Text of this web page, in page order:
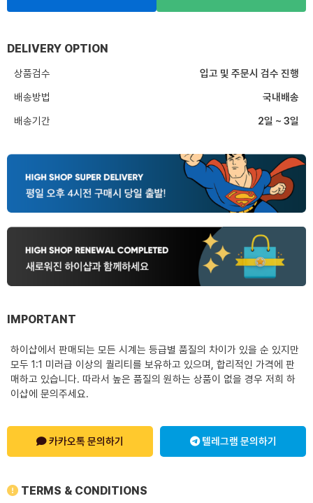
DELIVERY OPTION
상품검수
입고 및 주문시 검수 진행
배송방법
국내배송
배송기간
2일 ~ 3일
IMPORTANT
하이샵에서 판매되는 모든 시계는 등급별 품질의 차이가 있을 순 있지만
모두 1:1 미러급 이상의 퀄리티를 보유하고 있으며, 합리적인 가격에 판
매하고 있습니다. 따라서 높은 품질의 원하는 상품이 없을 경우 저희 하
이샵에 문의주세요.
카카오톡 문의하기 텔레그램 문의하기
TERMS & CONDITIONS